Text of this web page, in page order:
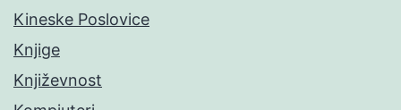
Kineske Poslovice
Knjige
Književnost